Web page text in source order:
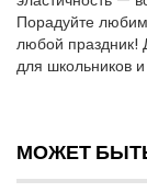
Порадуйте
любой праздник!
для школьников
МОЖЕТ